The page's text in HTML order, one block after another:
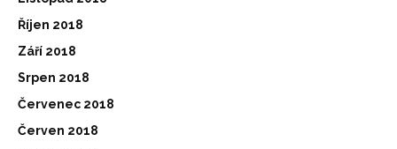
Říjen 2018
Září 2018
Srpen 2018
Červenec 2018
Červen 2018